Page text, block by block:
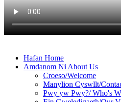
Hafan Home
Amdanom Ni About Us
Croeso/Welcome
Manylion Cyswllt/
Pwy yw Pwy?/ Who's